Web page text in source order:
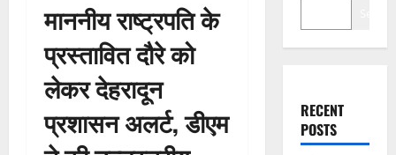
माननीय राष्ट्रपति के
प्रस्तावित दौरे को
लेकर देहरादून
प्रशासन अलर्ट, डीएम
RECENT
POSTS